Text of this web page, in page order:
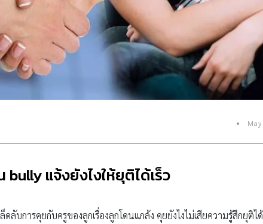
แจ้งยังไงให้ยุติได้เร็ว
ลับการคุยกับครูของลูกเรื่องลูกโดนแกล้ง คุยยังไงไม่เสียความรู้สึกยุติได้